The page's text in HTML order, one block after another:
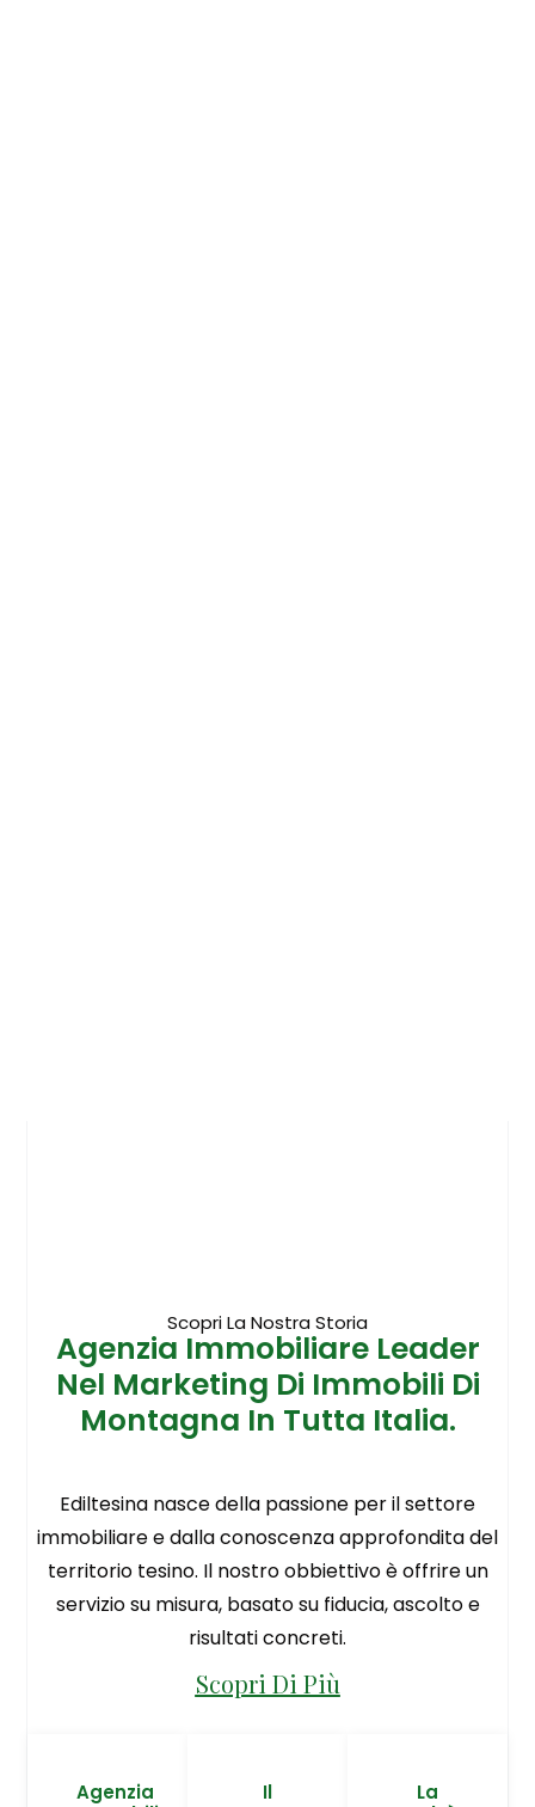
Scopri La Nostra Storia
Agenzia Immobiliare Leader
Nel Marketing Di Immobili Di
Montagna In Tutta Italia.
Ediltesina nasce della passione per il settore
immobiliare e dalla conoscenza approfondita del
territorio tesino. Il nostro obbiettivo è offrire un
servizio su misura, basato su fiducia, ascolto e
risultati concreti.
Scopri Di Più
Agenzia
Il
La